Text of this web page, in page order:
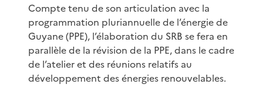
Compte tenu de son articulation avec la
programmation pluriannuelle de l’énergie de
Guyane (PPE), l’élaboration du SRB se fera en
parallèle de la révision de la PPE, dans le cadre
de l’atelier et des réunions relatifs au
développement des énergies renouvelables.